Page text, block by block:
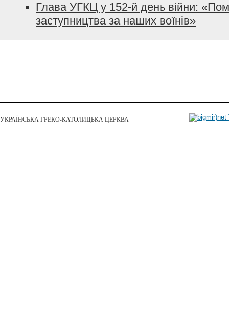
Глава УГКЦ у 152-й день війни:
заступництва за наших воїнів»
УКРАЇНСЬКА ГРЕКО-КАТОЛИЦЬКА ЦЕРКВА